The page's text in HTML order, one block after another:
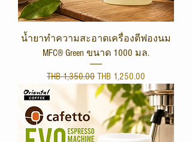
น้ำยาทำความสะอาดเครื่องตีฟองนม
MFC® Green ขนาด 1000 มล.
Regular Price
THB 1,350.00 Sale Price
THB 1,250.00